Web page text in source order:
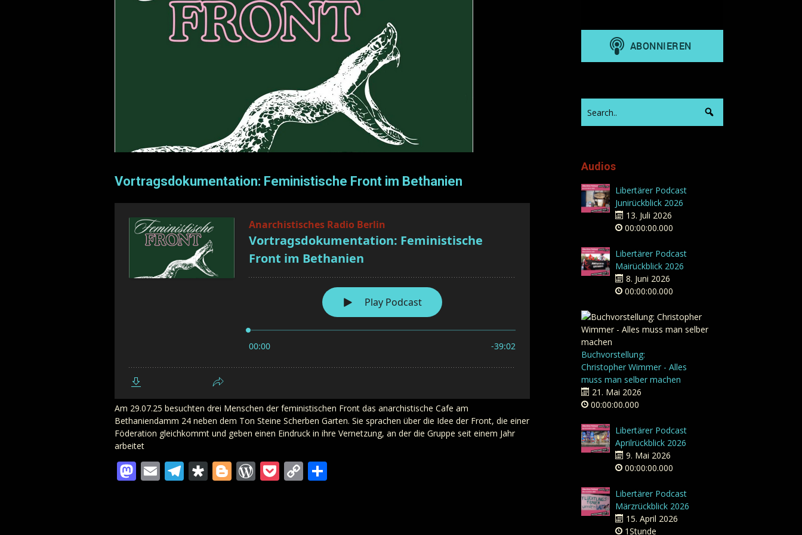
Vortragsdokumentation: Feministische Front im Bethanien
Am 29.07.25 besuchten drei Menschen der feministischen Front das anarchistische Cafe am
Bethaniendamm 24 neben dem Ton Steine Scherben Garten. Sie sprachen über die Idee der Front, die einer
Föderation gleichkommt und geben einen Eindruck in ihre Vernetzung, an der die Gruppe seit einem Jahr
arbeitet
Mastodon
EmailTelegram
Diaspora
Blogger
WordPress
Pocket
Copy
Audios
Libertärer Podcast
Junirückblick 2026
13. Juli 2026
00:00:00.000
Libertärer Podcast
Mairückblick 2026
8. Juni 2026
00:00:00.000
Buchvorstellung:
Christopher Wimmer - Alles
muss man selber machen
21. Mai 2026
00:00:00.000
Libertärer Podcast
Aprilrückblick 2026
9. Mai 2026
00:00:00.000
Libertärer Podcast
Märzrückblick 2026
15. April 2026
1Stunde